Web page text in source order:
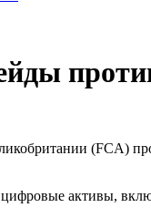
(FCA)
активы,